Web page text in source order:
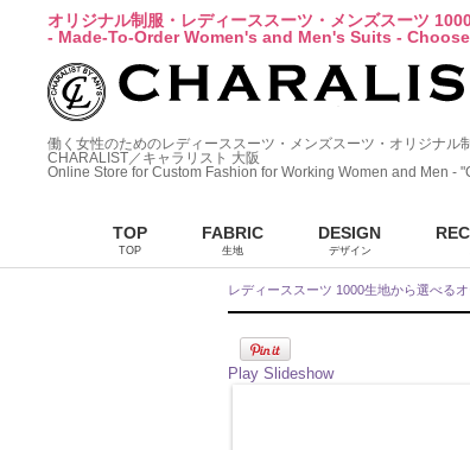
オリジナル制服・レディーススーツ・メンズスーツ
- Made-To-Order Women's and Men's Suits -
働く女性のためのレディーススーツ・メンズスーツ・オリジナル
CHARALIST／キャラリスト 大阪
Online Store for Custom Fashion for Working Women and Men -
TOP
TOP
FABRIC
生地
DESIGN
デザイン
レディーススーツ 1000生地から選べる
Play Slideshow